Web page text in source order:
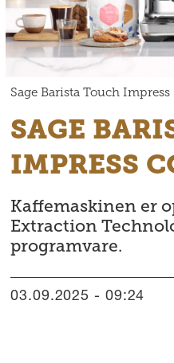
Sage Barista Touch
SAGE
IMPRESS
Kaffemaskinen er
Extraction
programvare.
03.09.2025 - 09:24